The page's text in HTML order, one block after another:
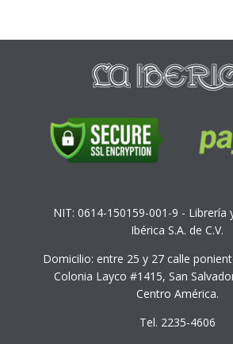
NIT: 0614-150159-001-9 - Librería
Ibérica S.A. de C.V.
Domicilio: entre 25 y 27 calle
Colonia Layco #1415, San
Centro América.
Tel. 2235-4606